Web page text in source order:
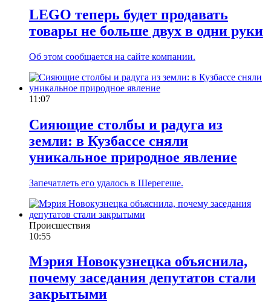
LEGO теперь будет продавать
товары не больше двух в одни руки
Об этом сообщается на сайте компании.
11:07
Сияющие столбы и радуга из
земли: в Кузбассе сняли
уникальное природное явление
Запечатлеть его удалось в Шерегеше.
Происшествия
10:55
Мэрия Новокузнецка объяснила,
почему заседания депутатов стали
закрытыми